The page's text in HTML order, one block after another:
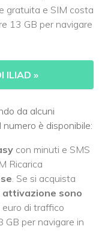
gratuita e SIM costa
13 GB per navigare
ILIAD »
da alcuni
è disponibile:
con minuti e SMS
Ricarica
. Se si acquista
attivazione sono
euro di traffico
GB per navigare in